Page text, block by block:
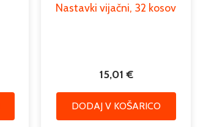
Nastavki vijačni, 32 kosov
15,01 €
DODAJ V KOŠARICO